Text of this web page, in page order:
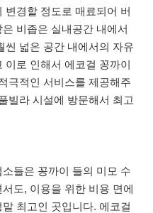
변경할 정도로 매료되어 버
비좁은 실내공간 내에서
씬 넓은 공간 내에서의 자유
이로 인해서 에코걸 꽁까이
극적인 서비스를 제공해주
빌라 시설에 방문해서 최고
들은 꽁까이 들의 미모 수
도, 이용을 위한 비용 면에
최고인 곳입니다. 에코걸